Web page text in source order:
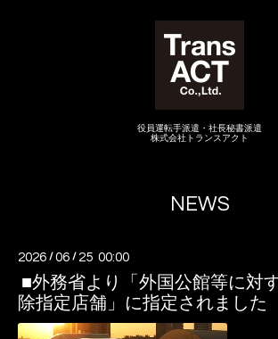
役員運転手派遣・社長秘書派遣
株式会社トランスアクト
NEWS
2026 /06 / 25 00:00
■外務省より「外国公館等に対
除指定店舗」に指定されました